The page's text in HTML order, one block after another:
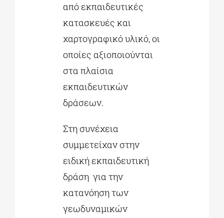
από εκπαιδευτικές
κατασκευές και
χαρτογραφικό υλικό, οι
οποίες αξιοποιούνται
στα πλαίσια
εκπαιδευτικών
δράσεων.
Στη συνέχεια
συμμετείχαν στην
ειδική εκπαιδευτική
δράση για την
κατανόηση των
γεωδυναμικών